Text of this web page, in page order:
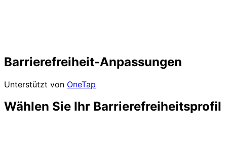
Barrierefreiheit-Anpassungen
Unterstützt von OneTap
Wählen Sie Ihr Barrierefreiheitsprofil